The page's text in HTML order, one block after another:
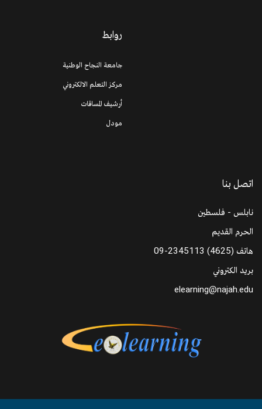
روابط
جامعة النجاح الوطنية
مركز التعلم الالكتروني
أرشيف المساقات
مودل
اتصل بنا
نابلس - فلسطين
الحرم القديم
هاتف 09-2345113 (4625)
بريد الكتروني
elearning@najah.edu